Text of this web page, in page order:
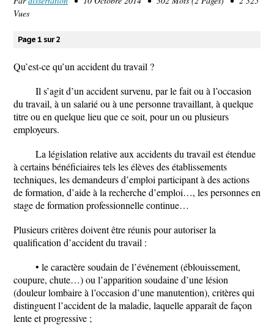
Vues
Page 1 sur 2
Qu’est-ce qu’un accident du travail ?
Il s’agit d’un accident survenu, par le fait ou à l’occasion
du travail, à un salarié ou à une personne travaillant, à quelque
titre ou en quelque lieu que ce soit, pour un ou plusieurs
employeurs.
La législation relative aux accidents du travail est étendue
à certains bénéficiaires tels les élèves des établissements
techniques, les demandeurs d’emploi participant à des actions
de formation, d’aide à la recherche d’emploi…, les personnes en
stage de formation professionnelle continue…
Plusieurs critères doivent être réunis pour autoriser la
qualification d’accident du travail :
• le caractère soudain de l’événement (éblouissement,
coupure, chute…) ou l’apparition soudaine d’une lésion
(douleur lombaire à l’occasion d’une manutention), critères qui
distinguent l’accident de la maladie, laquelle apparaît de façon
lente et progressive ;